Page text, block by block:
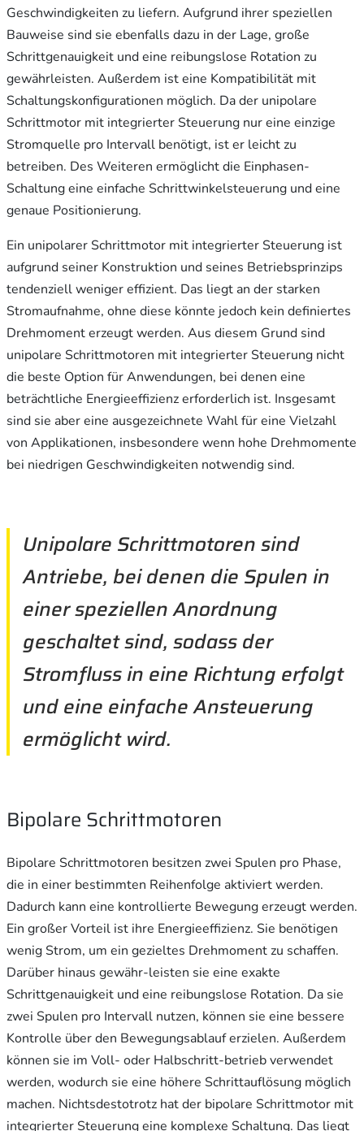
Geschwindigkeiten zu liefern. Aufgrund ihrer speziellen
Bauweise sind sie ebenfalls dazu in der Lage, große
Schrittgenauigkeit und eine reibungslose Rotation zu
gewährleisten. Außerdem ist eine Kompatibilität mit
Schaltungskonfigurationen möglich. Da der unipolare
Schrittmotor mit integrierter Steuerung nur eine einzige
Stromquelle pro Intervall benötigt, ist er leicht zu
betreiben. Des Weiteren ermöglicht die Einphasen-
Schaltung eine einfache Schrittwinkelsteuerung und eine
genaue Positionierung.
Ein unipolarer Schrittmotor mit integrierter Steuerung ist
aufgrund seiner Konstruktion und seines Betriebsprinzips
tendenziell weniger effizient. Das liegt an der starken
Stromaufnahme, ohne diese könnte jedoch kein definiertes
Drehmoment erzeugt werden. Aus diesem Grund sind
unipolare Schrittmotoren mit integrierter Steuerung nicht
die beste Option für Anwendungen, bei denen eine
beträchtliche Energieeffizienz erforderlich ist. Insgesamt
sind sie aber eine ausgezeichnete Wahl für eine Vielzahl
von Applikationen, insbesondere wenn hohe Drehmomente
bei niedrigen Geschwindigkeiten notwendig sind.
Unipolare Schrittmotoren sind
Antriebe, bei denen die Spulen in
einer speziellen Anordnung
geschaltet sind, sodass der
Stromfluss in eine Richtung erfolgt
und eine einfache Ansteuerung
ermöglicht wird.
Bipolare Schrittmotoren
Bipolare Schrittmotoren besitzen zwei Spulen pro Phase,
die in einer bestimmten Reihenfolge aktiviert werden.
Dadurch kann eine kontrollierte Bewegung erzeugt werden.
Ein großer Vorteil ist ihre Energieeffizienz. Sie benötigen
wenig Strom, um ein gezieltes Drehmoment zu schaffen.
Darüber hinaus gewähr-leisten sie eine exakte
Schrittgenauigkeit und eine reibungslose Rotation. Da sie
zwei Spulen pro Intervall nutzen, können sie eine bessere
Kontrolle über den Bewegungsablauf erzielen. Außerdem
können sie im Voll- oder Halbschritt-betrieb verwendet
werden, wodurch sie eine höhere Schrittauflösung möglich
machen. Nichtsdestotrotz hat der bipolare Schrittmotor mit
integrierter Steuerung eine komplexe Schaltung. Das liegt